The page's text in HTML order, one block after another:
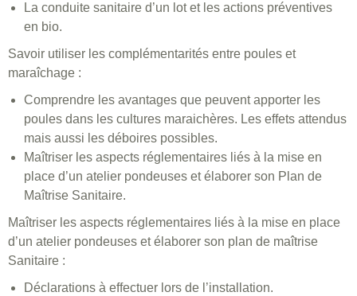
La conduite sanitaire d’un lot et les actions préventives
en bio.
Savoir utiliser les complémentarités entre poules et
maraîchage :
Comprendre les avantages que peuvent apporter les
poules dans les cultures maraichères. Les effets attendus
mais aussi les déboires possibles.
Maîtriser les aspects réglementaires liés à la mise en
place d’un atelier pondeuses et élaborer son Plan de
Maîtrise Sanitaire.
Maîtriser les aspects réglementaires liés à la mise en place
d’un atelier pondeuses et élaborer son plan de maîtrise
Sanitaire :
Déclarations à effectuer lors de l’installation.